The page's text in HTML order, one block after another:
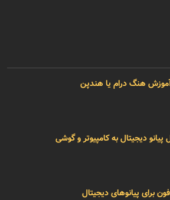
هنگ درام یا هندپن
دیجیتال به کامپیوتر و گوشی
برای پیانوهای دیجیتال